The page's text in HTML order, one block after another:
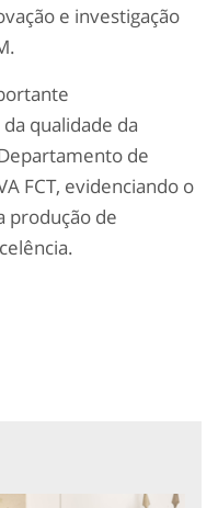
e investigação
qualidade da
de
FCT, evidenciando o
produção de